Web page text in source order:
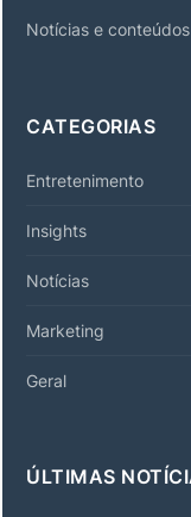
Notícias e
CATEGORIAS
Entretenimento
Insights
Notícias
Marketing
Geral
ÚLTIMAS